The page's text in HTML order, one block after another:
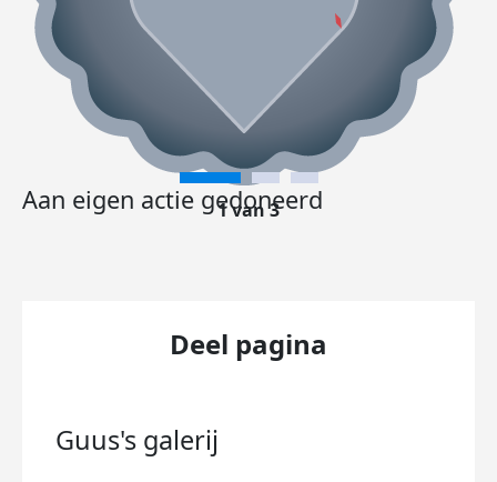
Aan eigen actie gedoneerd
1 van 3
Deel pagina
Guus's galerij